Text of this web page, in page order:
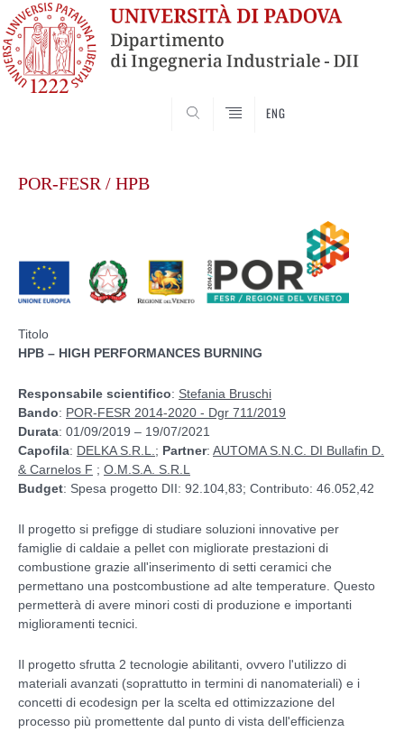
ENG
contenuto
POR-FESR / HPB
Titolo
HPB – HIGH PERFORMANCES BURNING
Responsabile scientifico: Stefania Bruschi
Bando: POR-FESR 2014-2020 - Dgr 711/2019
Durata: 01/09/2019 – 19/07/2021
Capofila: DELKA S.R.L.; Partner: AUTOMA S.N.C. DI Bullafin D.
& Carnelos F ; O.M.S.A. S.R.L
Budget: Spesa progetto DII: 92.104,83; Contributo: 46.052,42
Il progetto si prefigge di studiare soluzioni innovative per
famiglie di caldaie a pellet con migliorate prestazioni di
combustione grazie all'inserimento di setti ceramici che
permettano una postcombustione ad alte temperature. Questo
permetterà di avere minori costi di produzione e importanti
miglioramenti tecnici.
Il progetto sfrutta 2 tecnologie abilitanti, ovvero l'utilizzo di
materiali avanzati (soprattutto in termini di nanomateriali) e i
concetti di ecodesign per la scelta ed ottimizzazione del
processo più promettente dal punto di vista dell'efficienza